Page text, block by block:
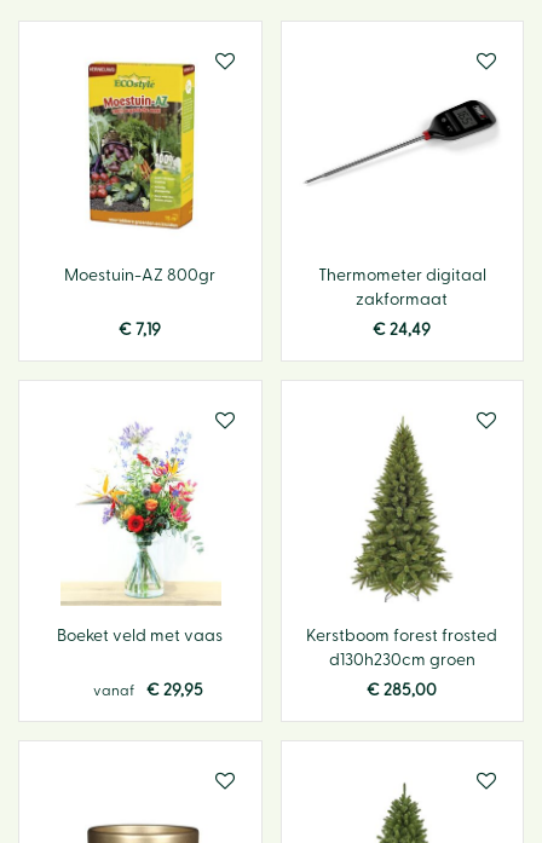
Moestuin-AZ 800gr
€ 7,19
Thermometer digitaal
zakformaat
€ 24,49
Boeket veld met vaas
vanaf € 29,95
Kerstboom forest frosted
d130h230cm groen
€ 285,00